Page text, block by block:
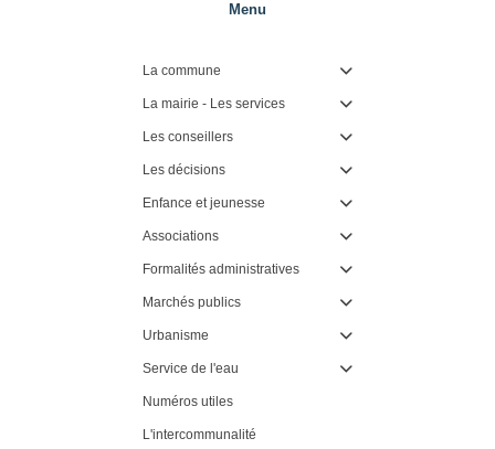
Menu
La commune 
La mairie - Les services 
Les conseillers 
Les décisions 
Enfance et jeunesse 
Associations 
Formalités administratives 
Marchés publics 
Urbanisme 
Service de l'eau 
Numéros utiles
L'intercommunalité